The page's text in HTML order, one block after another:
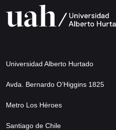
Universidad Alberto Hurtado
Avda. Bernardo O’Higgins 1825
Metro Los Héroes
Santiago de Chile